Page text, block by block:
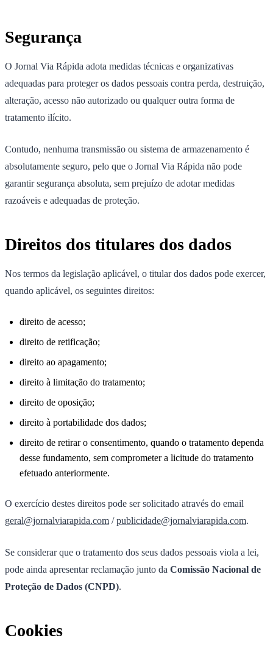
Segurança
O Jornal Via Rápida adota medidas técnicas e organizativas
adequadas para proteger os dados pessoais contra perda, destruição,
alteração, acesso não autorizado ou qualquer outra forma de
tratamento ilícito.
Contudo, nenhuma transmissão ou sistema de armazenamento é
absolutamente seguro, pelo que o Jornal Via Rápida não pode
garantir segurança absoluta, sem prejuízo de adotar medidas
razoáveis e adequadas de proteção.
Direitos dos titulares dos dados
Nos termos da legislação aplicável, o titular dos dados pode exercer,
quando aplicável, os seguintes direitos:
direito de acesso;
direito de retificação;
direito ao apagamento;
direito à limitação do tratamento;
direito de oposição;
direito à portabilidade dos dados;
direito de retirar o consentimento, quando o tratamento dependa
desse fundamento, sem comprometer a licitude do tratamento
efetuado anteriormente.
O exercício destes direitos pode ser solicitado através do email
geral@jornalviarapida.com /publicidade@jornalviarapida.com.
Se considerar que o tratamento dos seus dados pessoais viola a lei,
pode ainda apresentar reclamação junto da Comissão Nacional de
Proteção de Dados (CNPD).
Cookies